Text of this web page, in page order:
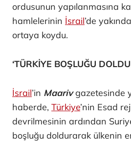
ordusunun yapılanmasına
hamlelerinin İsrail’de
ortaya koydu.
‘TÜRKİYE BOŞLUĞU
İsrail’in Maarivgazetesinde
haberde, Türkiye’nin Esad
devrilmesinin ardından
boşluğu doldurarak ülkenin